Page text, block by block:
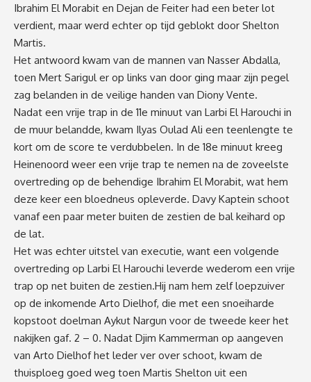
Ibrahim El Morabit en Dejan de Feiter had een beter lot
verdient, maar werd echter op tijd geblokt door Shelton
Martis.
Het antwoord kwam van de mannen van Nasser Abdalla,
toen Mert Sarigul er op links van door ging maar zijn pegel
zag belanden in de veilige handen van Diony Vente.
Nadat een vrije trap in de 11e minuut van Larbi El Harouchi in
de muur belandde, kwam Ilyas Oulad Ali een teenlengte te
kort om de score te verdubbelen. In de 18e minuut kreeg
Heinenoord weer een vrije trap te nemen na de zoveelste
overtreding op de behendige Ibrahim El Morabit, wat hem
deze keer een bloedneus opleverde. Davy Kaptein schoot
vanaf een paar meter buiten de zestien de bal keihard op
de lat.
Het was echter uitstel van executie, want een volgende
overtreding op Larbi El Harouchi leverde wederom een vrije
trap op net buiten de zestien.Hij nam hem zelf loepzuiver
op de inkomende Arto Dielhof, die met een snoeiharde
kopstoot doelman Aykut Nargun voor de tweede keer het
nakijken gaf. 2 – 0. Nadat Djim Kammerman op aangeven
van Arto Dielhof het leder ver over schoot, kwam de
thuisploeg goed weg toen Martis Shelton uit een